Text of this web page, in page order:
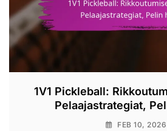
1V1 Pickleball:
Pelaajastrategiat,
FEB 10, 2026